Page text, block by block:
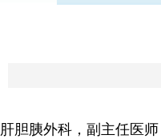
肝胆胰外科，副主任医